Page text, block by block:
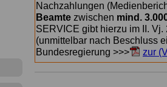
Nachzahlungen
Beamte zwischen mind.
SERVICE gibt hierzu im II.
(unmittelbar nach Beschluss
Bundesregierung >>>
zur